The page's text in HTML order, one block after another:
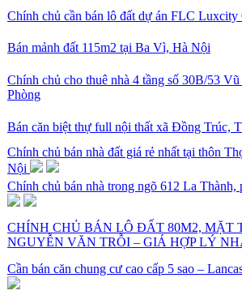
Chính chủ cần bán lô đất dự án FLC
Bán mảnh đất 115m2 tại Ba Vì, Hà Nội
Chính chủ cho thuê nhà 4 tầng số 30B/53
Phòng
Bán căn biệt thự full nội thất xã Đồng Trúc,
Chính chủ bán nhà đất giá rẻ nhất tại thôn
Nội
Chính chủ bán nhà trong ngõ 612 La
CHÍNH CHỦ BÁN LÔ ĐẤT 80M2, MẶT
NGUYỄN VĂN TRỖI – GIÁ HỢP LÝ
Cần bán căn chung cư cao cấp 5 sao –